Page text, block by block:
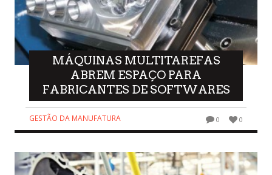
MÁQUINAS MULTITAREFAS
ABREM ESPAÇO PARA
FABRICANTES DE SOFTWARES
GESTÃO DA MANUFATURA 0 0